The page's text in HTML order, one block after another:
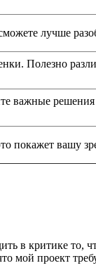
лучше
Полезно
важные
покажет вашу
в критике то,
мой проект